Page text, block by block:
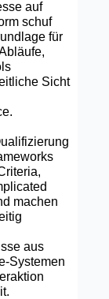
auf
schuf
für
Sicht
machen
aus